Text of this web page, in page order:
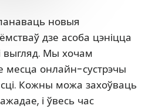
новыя
дзе асоба цэніцца
выгляд. Мы хочам
месца онлайн-сустрэчы
Кожны можа захоўваць
і ўвесь час